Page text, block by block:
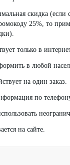
скидка (если
25%, то
только в
в любой
на один заказ.
по
на сайте.